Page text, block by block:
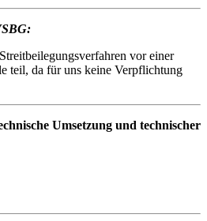
vor einer
teil, da für uns keine Verpflichtung
Umsetzung und technischer